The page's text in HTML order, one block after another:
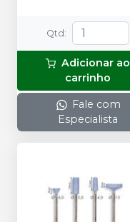
Qtd :
Adicionar ao
carrinho
Fale com
Especialista